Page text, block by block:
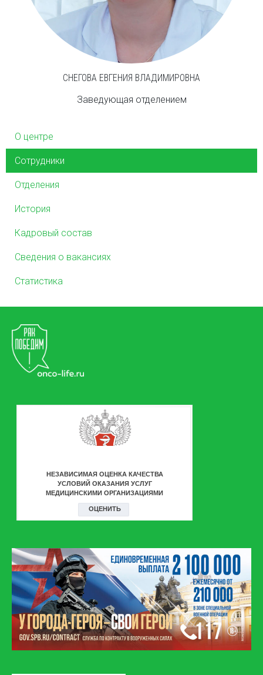
СНЕГОВА ЕВГЕНИЯ ВЛАДИМИРОВНА
Заведующая отделением
О центре
Сотрудники
Отделения
История
Кадровый состав
Сведения о вакансиях
Статистика